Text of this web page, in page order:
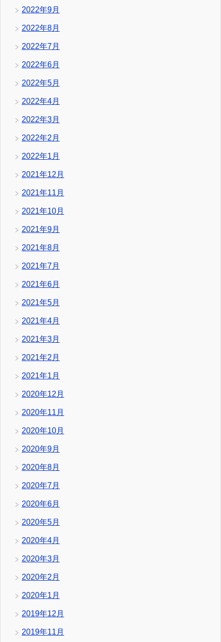
2022年9月
2022年8月
2022年7月
2022年6月
2022年5月
2022年4月
2022年3月
2022年2月
2022年1月
2021年12月
2021年11月
2021年10月
2021年9月
2021年8月
2021年7月
2021年6月
2021年5月
2021年4月
2021年3月
2021年2月
2021年1月
2020年12月
2020年11月
2020年10月
2020年9月
2020年8月
2020年7月
2020年6月
2020年5月
2020年4月
2020年3月
2020年2月
2020年1月
2019年12月
2019年11月